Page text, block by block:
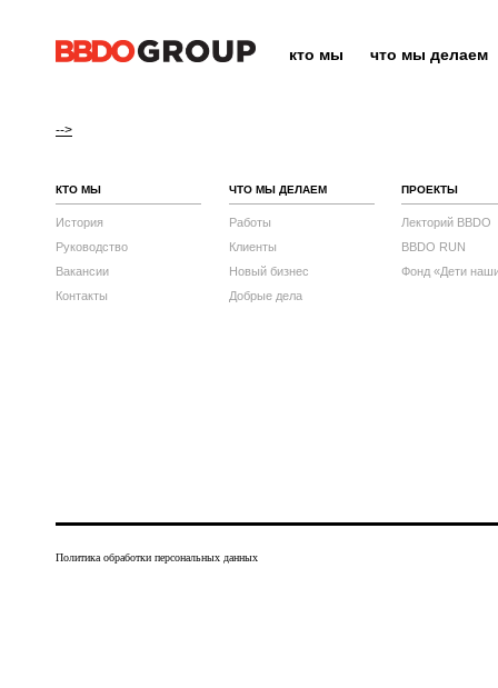
кто мы что мы делаем
-->
КТО МЫ
История
Руководство
Вакансии
Контакты
ЧТО МЫ ДЕЛАЕМ
Работы
Клиенты
Новый бизнес
Добрые дела
ПРОЕКТЫ
Лекторий BBDO
BBDO RUN
Фонд «Дети
Политика обработки персональных данных